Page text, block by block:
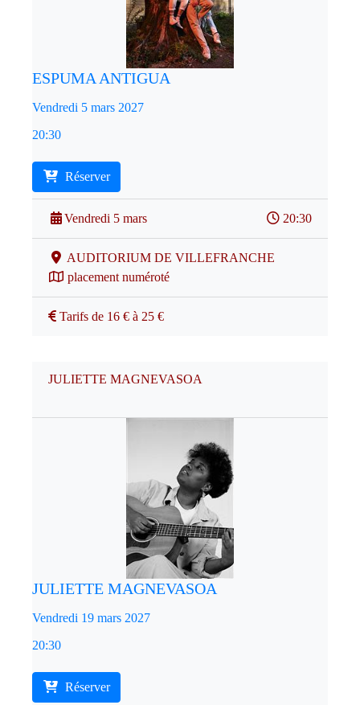
ESPUMA ANTIGUA
Vendredi 5 mars 2027
20:30
Réserver
Vendredi 5 mars 20:30
AUDITORIUM DE VILLEFRANCHE
placement numéroté
Tarifs de 16 € à 25 €
JULIETTE MAGNEVASOA
JULIETTE MAGNEVASOA
Vendredi 19 mars 2027
20:30
Réserver